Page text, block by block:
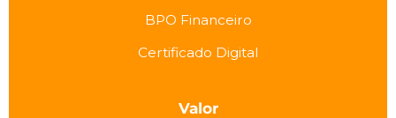
BPO Financeiro
Certificado Digital
Valor